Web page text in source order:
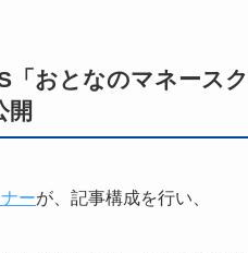
「おとなのマネース
開
ーが、記事構成を行い、